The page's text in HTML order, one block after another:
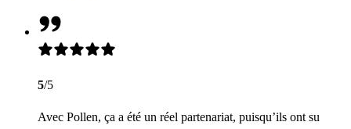
5/5
Avec Pollen, ça a été un réel partenariat, puisqu’ils ont su